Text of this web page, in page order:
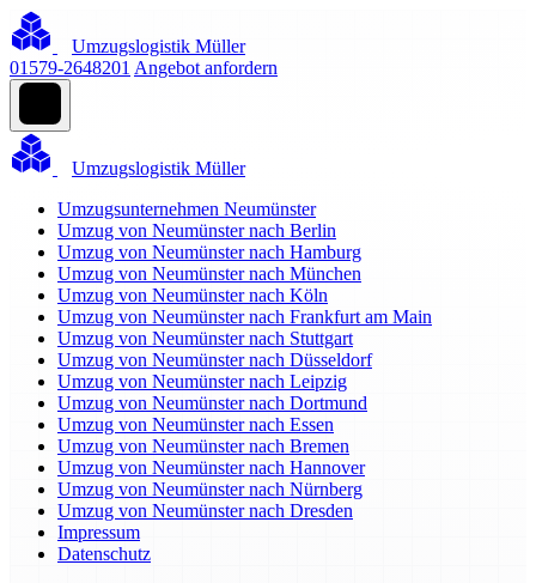
Umzugslogistik Müller
01579-2648201 Angebot anfordern
Umzugslogistik Müller
Umzugsunternehmen Neumünster
Umzug von Neumünster nach Berlin
Umzug von Neumünster nach Hamburg
Umzug von Neumünster nach München
Umzug von Neumünster nach Köln
Umzug von Neumünster nach Frankfurt am Main
Umzug von Neumünster nach Stuttgart
Umzug von Neumünster nach Düsseldorf
Umzug von Neumünster nach Leipzig
Umzug von Neumünster nach Dortmund
Umzug von Neumünster nach Essen
Umzug von Neumünster nach Bremen
Umzug von Neumünster nach Hannover
Umzug von Neumünster nach Nürnberg
Umzug von Neumünster nach Dresden
Impressum
Datenschutz